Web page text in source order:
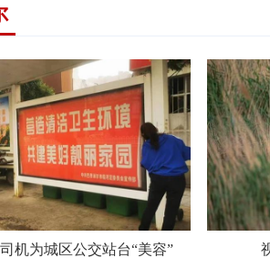
机为城区公交站台“美容”